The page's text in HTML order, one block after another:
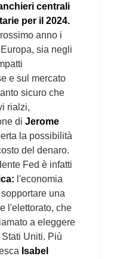
centrali
per il 2024.
anno i
sia negli
e sul mercato
sicuro che
rialzi,
di Jerome
la possibilità
del denaro.
Fed è infatti
l'economia
una
l'elettorato, che
a eleggere
Uniti. Più
Isabel